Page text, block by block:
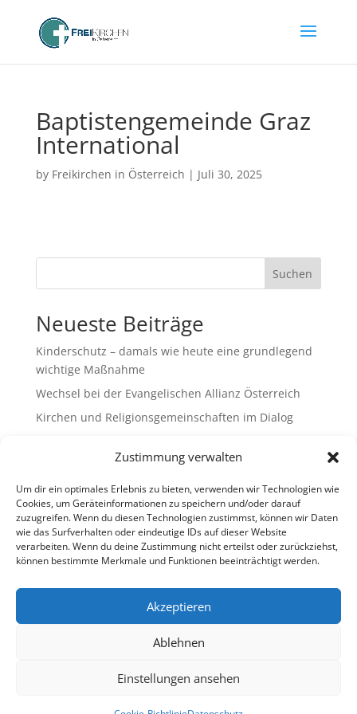
Zustimmung verwalten
Um dir ein optimales Erlebnis zu bieten, verwenden wir Technologien wie
Cookies, um Geräteinformationen zu speichern und/oder darauf
zuzugreifen. Wenn du diesen Technologien zustimmst, können wir Daten
wie das Surfverhalten oder eindeutige IDs auf dieser Website
verarbeiten. Wenn du deine Zustimmung nicht erteilst oder zurückziehst,
können bestimmte Merkmale und Funktionen beeinträchtigt werden.
Akzeptieren
Ablehnen
Einstellungen ansehen
Baptistengemeinde Graz
International
by Freikirchen in Österreich | Juli 30, 2025
Suchen
Neueste Beiträge
Kinderschutz – damals wie heute eine grundlegend
wichtige Maßnahme
Wechsel bei der Evangelischen Allianz Österreich
Kirchen und Religionsgemeinschaften im Dialog
Schulen & Kindergärten in Österreich
„Brennen für das Leben “ – die Wanderausstellung
ist bald am Ziel
Neueste Kommentare
Impressum
Datenschutz